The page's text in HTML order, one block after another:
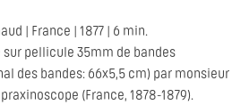
| France | 1877 | 6 min.
pellicule 35mm de bandes
des bandes: 66x5,5 cm) par monsieur
(France, 1878-1879).